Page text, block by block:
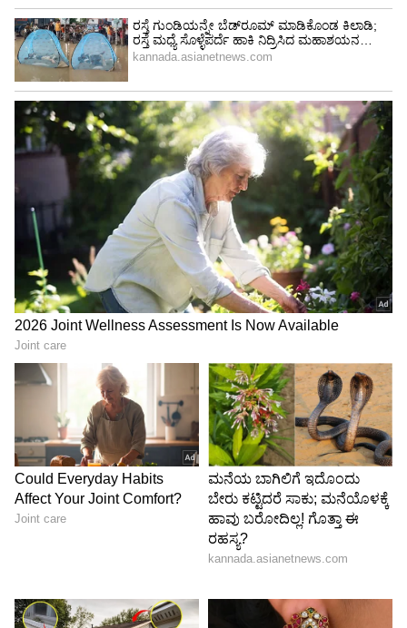
4
4
Image Credit : Google
ರೀ-ಸೇಲ್ ಮೌಲ್ಯವೂ ಹೆಚ್ಚು
ಮಾರುತಿ ಸ್ವಿಫ್ಟ್‌ನ ಮತ್ತೊಂದು ದೊಡ್ಡ ಪ್ಲಸ್ ಪಾಯಿಂಟ್
ಅಂದರೆ ಅದರ ರೀ-ಸೇಲ್ ಮೌಲ್ಯ. ಈ ಕಾರನ್ನು ಖರೀದಿಸಿ
ಕೆಲವು ವರ್ಷಗಳ ನಂತರ ಮಾರಾಟ ಮಾಡಿದರೂ ಉತ್ತಮ
ಉತ್ತಮ ಮೈಲೇಜ್ ಮತ್ತು ದೇಶಾದ್ಯಂತದ ಸರ್ವಿಸ್